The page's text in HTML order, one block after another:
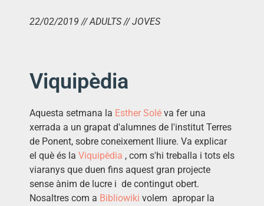
22/02/2019 // ADULTS // JOVES
Viquipèdia
Aquesta setmana la Esther Solé va fer una
xerrada a un grapat d'alumnes de l'institut Terres
de Ponent, sobre coneixement lliure. Va explicar
el què és la Viquipèdia , com s'hi treballa i tots els
viaranys que duen fins aquest gran projecte
sense ànim de lucre i de contingut obert.
Nosaltres com a Bibliowiki volem apropar la